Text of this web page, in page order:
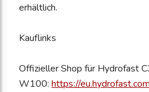
erhältlich.
Kauflinks
Offizieller Shop für Hydrofast
W100: https://